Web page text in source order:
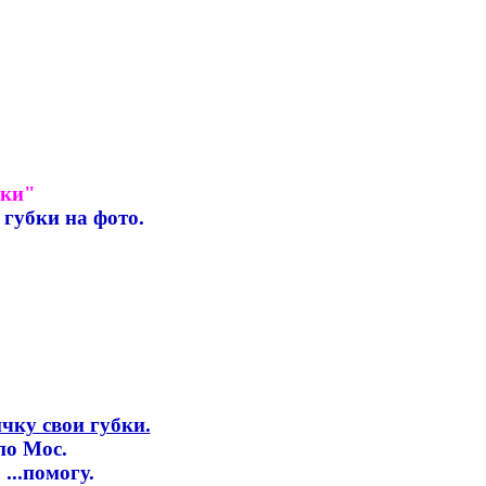
на фото.
свои губки.
Мос.